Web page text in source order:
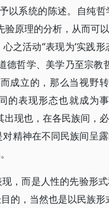
以系统的陈述。自纯
验原理的分析，从而可
之活动“表现为‘实践
哲学、美学乃至宗教
成立的，那么当视野
的表现形态也就成为
现也，在各民族间，
精神在不同民族间呈
，而是人性的先验形
的，当然也是以民族